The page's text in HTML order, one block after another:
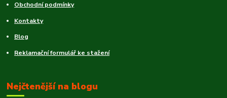
Obchodní podmínky
Kontakty
Blog
Reklamační formulář ke stažení
Nejčtenější na blogu